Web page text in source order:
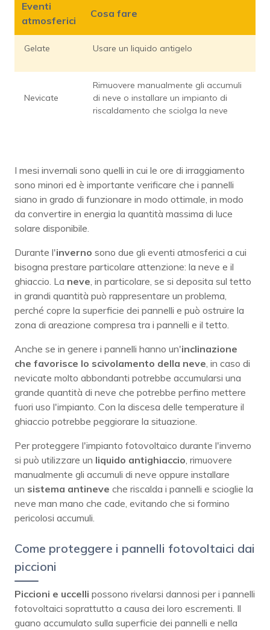
Eventi
atmosferici
Cosa fare
Gelate Usare un liquido antigelo
Nevicate
Rimuovere manualmente gli accumuli
di neve o installare un impianto di
riscaldamento che sciolga la neve
I mesi invernali sono quelli in cui le ore di irraggiamento
sono minori ed è importante verificare che i pannelli
siano in grado di funzionare in modo ottimale, in modo
da convertire in energia la quantità massima di luce
solare disponibile.
Durante l'inverno sono due gli eventi atmosferici a cui
bisogna prestare particolare attenzione: la neve e il
ghiaccio. La neve , in particolare, se si deposita sul tetto
in grandi quantità può rappresentare un problema,
perché copre la superficie dei pannelli e può ostruire la
zona di areazione compresa tra i pannelli e il tetto.
Anche se in genere i pannelli hanno un'inclinazione
che favorisce lo scivolamento della neve , in caso di
nevicate molto abbondanti potrebbe accumularsi una
grande quantità di neve che potrebbe perfino mettere
fuori uso l'impianto. Con la discesa delle temperature il
ghiaccio potrebbe peggiorare la situazione.
Per proteggere l'impianto fotovoltaico durante l'inverno
si può utilizzare un liquido antighiaccio , rimuovere
manualmente gli accumuli di neve oppure installare
un sistema antineve che riscalda i pannelli e scioglie la
neve man mano che cade, evitando che si formino
pericolosi accumuli.
Come proteggere i pannelli fotovoltaici dai
piccioni
Piccioni e uccelli possono rivelarsi dannosi per i pannelli
fotovoltaici soprattutto a causa dei loro escrementi. Il
guano accumulato sulla superficie dei pannelli e nella